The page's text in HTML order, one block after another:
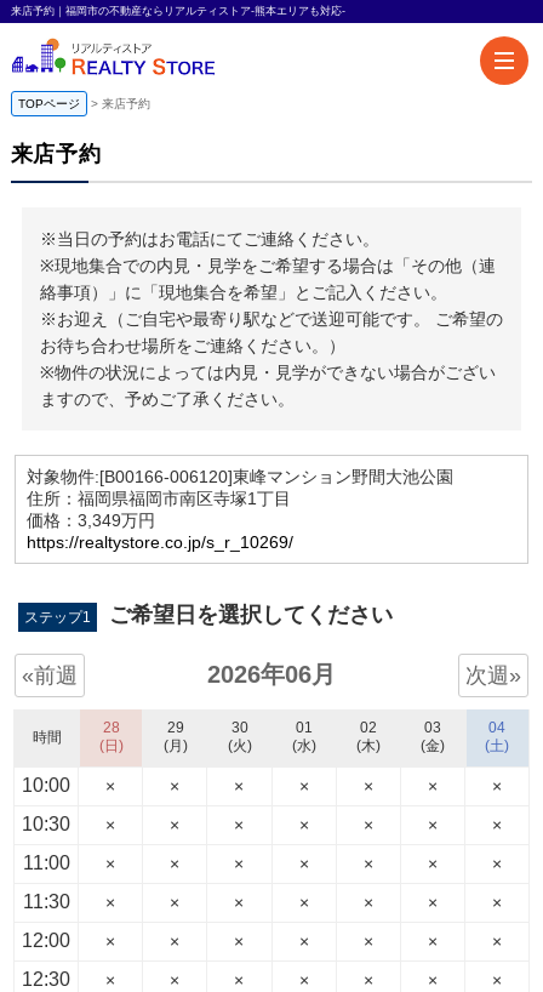
来店予約｜福岡市の不動産ならリアルティストア-熊本エリアも対応-
TOPページ 来店予約
来店予約
※当日の予約はお電話にてご連絡ください。
※現地集合での内見・見学をご希望する場合は「その他（連
絡事項）」に「現地集合を希望」とご記入ください。
※お迎え（ご自宅や最寄り駅などで送迎可能です。 ご希望の
お待ち合わせ場所をご連絡ください。）
※物件の状況によっては内見・見学ができない場合がござい
ますので、予めご了承ください。
対象物件:[B00166-006120]東峰マンション野間大池公園
住所：福岡県福岡市南区寺塚1丁目
価格：3,349万円
https://realtystore.co.jp/s_r_10269/
ステップ1 ご希望日を選択してください
«前週 2026年06月 次週»
時間
10:00
10:30
11:00
11:30
12:00
12:30
28
(日)
×
×
×
×
×
×
29
(月)
×
×
×
×
×
×
30
(火)
×
×
×
×
×
×
01
(水)
×
×
×
×
×
×
02
(木)
×
×
×
×
×
×
03
(金)
×
×
×
×
×
×
04
(土)
×
×
×
×
×
×